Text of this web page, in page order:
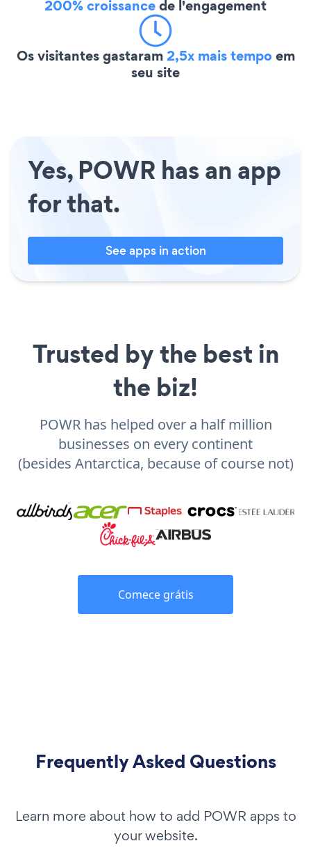
200% croissancede l'engagement
Os visitantes gastaram2,5x mais tempoem
seu site
Yes, POWR has an app
for that.
See apps in action
Trusted by the best in
the biz!
POWR has helped over a half million
businesses on every continent
(besides Antarctica, because of course not)
Comece grátis
Frequently Asked Questions
Learn more about how to add POWR apps to
your website.